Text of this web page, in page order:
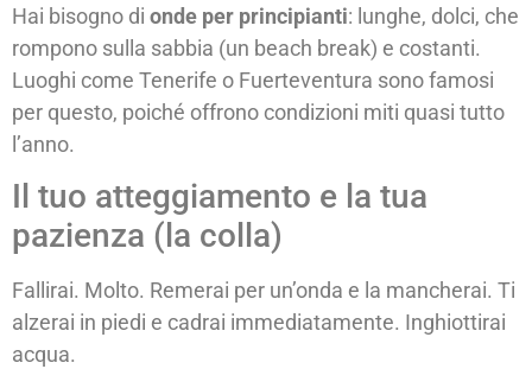
Hai bisogno di onde per principianti: lunghe, dolci, che
rompono sulla sabbia (un beach break) e costanti.
Luoghi come Tenerife o Fuerteventura sono famosi
per questo, poiché offrono condizioni miti quasi tutto
l’anno.
Il tuo atteggiamento e la tua
pazienza (la colla)
Fallirai. Molto. Remerai per un’onda e la mancherai. Ti
alzerai in piedi e cadrai immediatamente. Inghiottirai
acqua.